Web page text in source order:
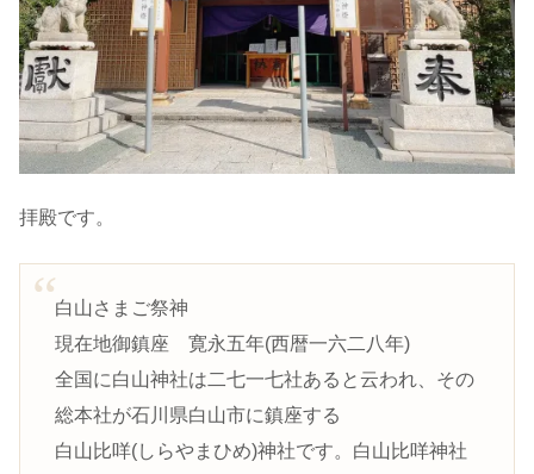
拝殿です。
白山さまご祭神
現在地御鎮座 寛永五年(西暦一六二八年)
全国に白山神社は二七一七社あると云われ、その
総本社が石川県白山市に鎮座する
白山比咩(しらやまひめ)神社です。白山比咩神社